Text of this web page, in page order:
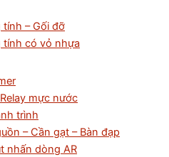
– Gối đỡ
tính có vỏ nhựa
mực nước
trình
– Cần gạt – Bàn đạp
nhấn dòng AR